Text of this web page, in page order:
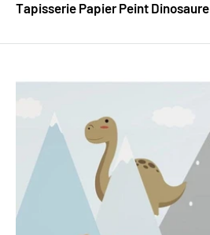
Tapisserie Papier Peint Dinosaure